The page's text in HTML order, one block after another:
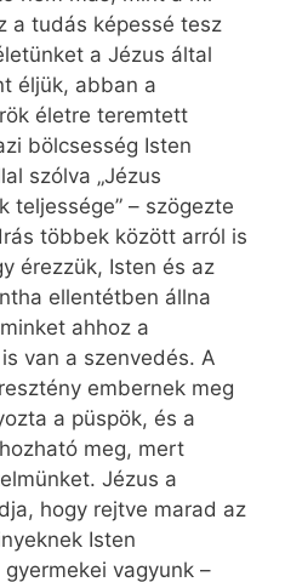
a tudás képessé tesz
a Jézus által
éljük, abban a
életre teremtett
bölcsesség Isten
szólva „Jézus
teljessége” – szögezte
többek között arról is
érezzük, Isten és az
ellentétben állna
ahhoz a
van a szenvedés. A
embernek meg
a püspök, és a
meg, mert
Jézus a
hogy rejtve marad az
Isten
vagyunk –